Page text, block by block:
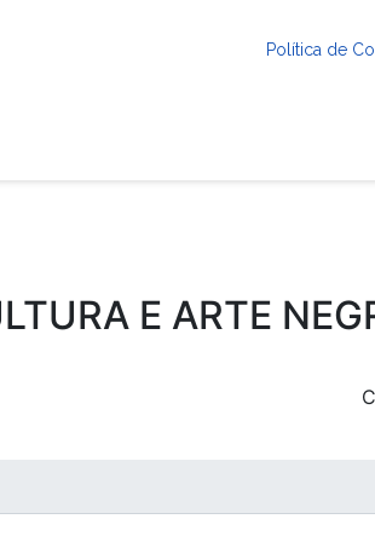
Política de
E ARTE